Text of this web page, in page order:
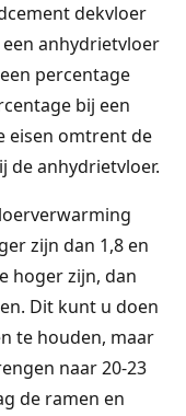
dekvloer
anhydrietvloer
percentage
bij een
eisen omtrent de
de anhydrietvloer.
zijn dan 1,8 en
hoger zijn, dan
Dit kunt u doen
te houden, maar
naar 20-23
de ramen en